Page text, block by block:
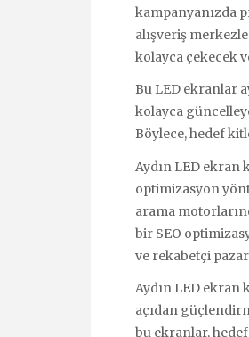
kampanyanızda
alışveriş
kolayca çekecek
Bu LED ekranlar
kolayca
Böylece, hedef
Aydın LED ekran
optimizasyon
arama
bir SEO
ve rekabetçi
Aydın LED
açıdan
bu ekranlar,